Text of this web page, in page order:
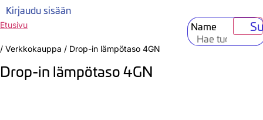
Kirjaudu sisään
Name
Etusivu
/ Verkkokauppa / Drop-in lämpötaso 4GN
Drop-in lämpötaso 4GN